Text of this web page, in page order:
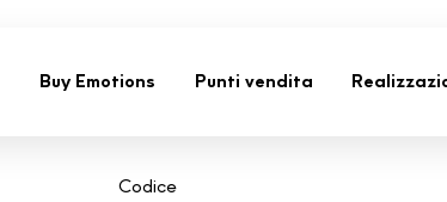
Buy Emotions Punti vendita
Codice